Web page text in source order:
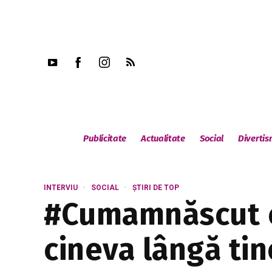
Publicitate Actualitate Social
INTERVIU SOCIAL ȘTIRI DE TOP
cineva lângă